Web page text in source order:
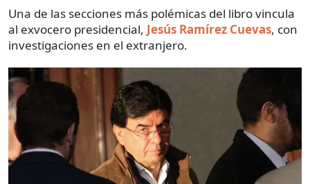
Una de las secciones más polémicas del libro vincula
al exvocero presidencial, Jesús Ramírez Cuevas, con
investigaciones en el extranjero.